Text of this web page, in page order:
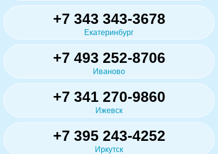
+7 343 343-3678
Екатеринбург
+7 493 252-8706
Иваново
+7 341 270-9860
Ижевск
+7 395 243-4252
Иркутск